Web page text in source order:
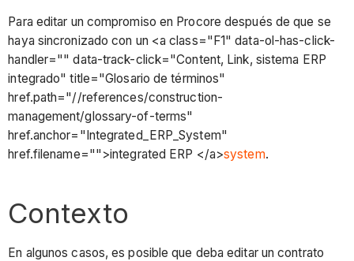
Para editar un compromiso en Procore después de que se
haya sincronizado con un <a class="F1" data-ol-has-click-
handler="" data-track-click="Content, Link, sistema ERP
integrado" title="Glosario de términos"
href.path="//references/construction-
management/glossary-of-terms"
href.anchor="Integrated_ERP_System"
href.filename="">integrated ERP </a>system.
Contexto
En algunos casos, es posible que deba editar un contrato